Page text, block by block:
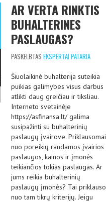
AR VERTA RINKTIS
BUHALTERINES
PASLAUGAS?
PASKELBTAS EKSPERTAI PATARIA
Šiuolaikinė buhalterija suteikia
puikias galimybes visus darbus
atlikti daug greičiau ir tiksliau.
Interneto svetainėje
https://asfinansa.lt/ galima
susipažinti su buhalterinių
paslaugų įvairove. Priklausomai
nuo poreikių randamos įvairios
paslaugos, kainos ir įmonės
teikiančios tokias paslaugas. Ar
jums reikia buhalterinių
paslaugų įmonės? Tai priklauso
nuo tam tikrų kriterijų. Jeigu